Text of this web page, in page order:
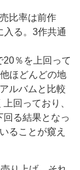
比率は前作
入る。3作共通
％を上回って
ほどんどの地
ルバムと比較
回っており、
る結果となっ
ることが窺え